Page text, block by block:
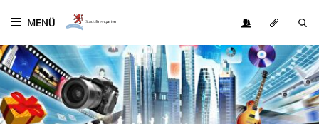
Kopfzeile
MENÜ
Inhalt